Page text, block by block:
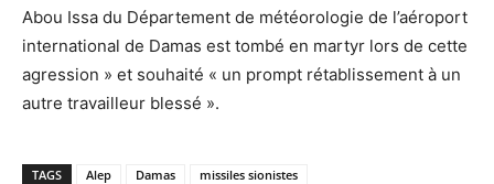
Abou Issa du Département de météorologie de l’aéroport
international de Damas est tombé en martyr lors de cette
agression » et souhaité « un prompt rétablissement à un
autre travailleur blessé ».
TAGS Alep Damas missiles sionistes